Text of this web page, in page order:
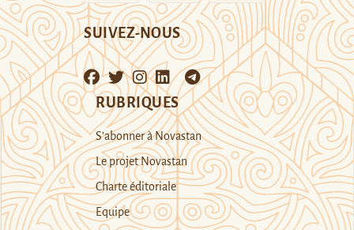
SUIVEZ-NOUS
RUBRIQUES
S’abonner à Novastan
Le projet Novastan
Charte éditoriale
Equipe